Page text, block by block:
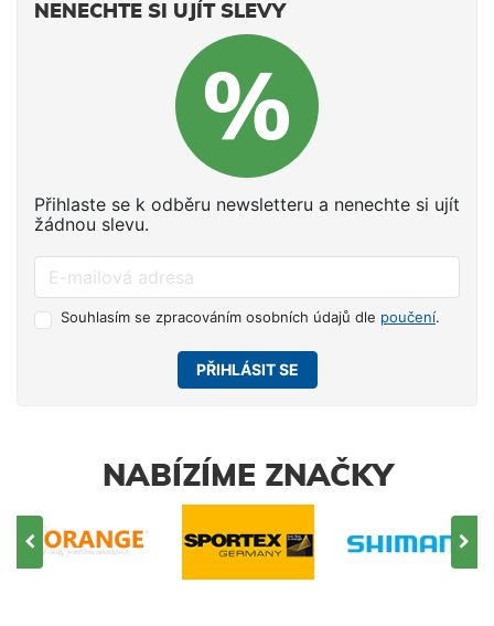
NENECHTE SI UJÍT SLEVY
Přihlaste se k odběru newsletteru a nenechte si ujít
žádnou slevu.
Souhlasím se zpracováním osobních údajů dle poučení.
PŘIHLÁSIT SE
NABÍZÍME ZNAČKY